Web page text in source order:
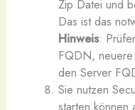
Zip Datei und
Das ist das
Hinweis:
FQDN,
den Server
Sie nutzen
starten können